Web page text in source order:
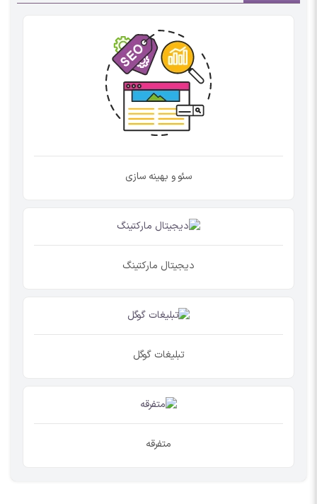
سئو و بهینه سازی
دیجیتال مارکتینگ
تبلیغات گوگل
متفرقه